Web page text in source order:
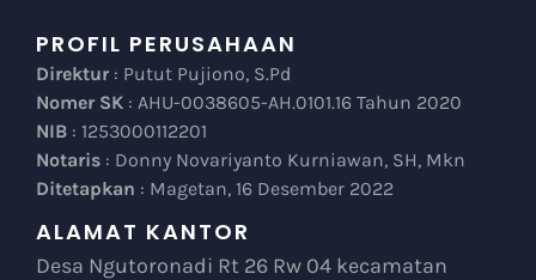
PROFIL PERUSAHAAN
Direktur : Putut Pujiono, S.Pd
Nomer SK : AHU-0038605-AH.0101.16 Tahun 2020
NIB: 1253000112201
Notaris: Donny Novariyanto Kurniawan, SH, Mkn
Ditetapkan : Magetan, 16 Desember 2022
ALAMAT KANTOR
Desa Ngutoronadi Rt 26 Rw 04 kecamatan